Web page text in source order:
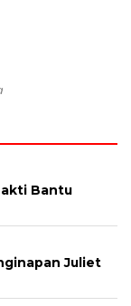
Bantu
Juliet